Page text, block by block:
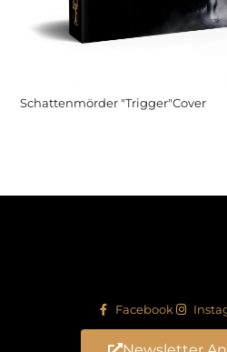
Schattenmörder "Trigger"Cover
Facebook